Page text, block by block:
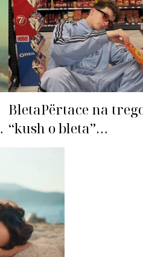
BletaPërtace na
“kush o bleta”…